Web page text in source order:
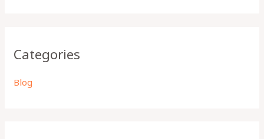
Categories
Blog